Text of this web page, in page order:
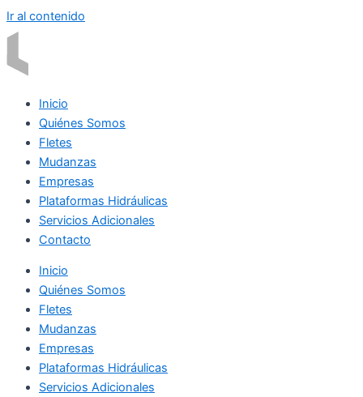
Ir al contenido
Inicio
Quiénes Somos
Fletes
Mudanzas
Empresas
Plataformas Hidráulicas
Servicios Adicionales
Contacto
Inicio
Quiénes Somos
Fletes
Mudanzas
Empresas
Plataformas Hidráulicas
Servicios Adicionales